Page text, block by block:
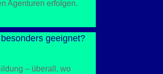
Agenturen erfolgen.
geeignet?
– überall, wo